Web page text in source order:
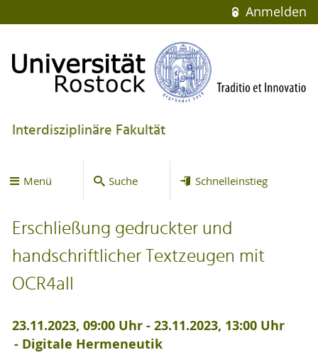
Anmelden
Interdisziplinäre Fakultät
Menü Suche Schnelleinstieg
Erschließung gedruckter und
handschriftlicher Textzeugen mit
OCR4all
23.11.2023, 09:00 Uhr - 23.11.2023, 13:00 Uhr
Digitale Hermeneutik